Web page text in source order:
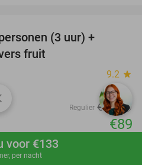
nu
voor €133
per nacht
(3 uur) +
fruit
9.2 star
Regulier €175
€89